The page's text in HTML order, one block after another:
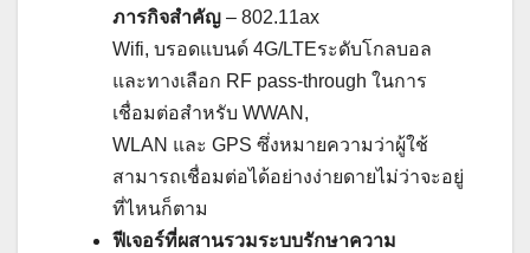
ภารกิจสำคัญ – 802.11ax
Wifi, บรอดแบนด์ 4G/LTEระดับโกลบอล
และทางเลือก RF pass-through ในการ
เชื่อมต่อสำหรับ WWAN,
WLAN และ GPS ซึ่งหมายความว่าผู้ใช้
สามารถเชื่อมต่อได้อย่างง่ายดายไม่ว่าจะอยู่
ที่ไหนก็ตาม
ฟีเจอร์ที่ผสานรวมระบบรักษาความ